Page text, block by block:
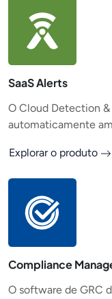
SaaS Alerts
O Cloud Detection
automaticamente
Explorar o produto
Compliance
O software de GRC